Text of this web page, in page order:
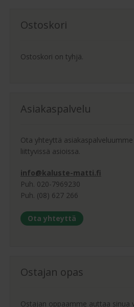
Ostoskori
Ostoskori on tyhjä.
Asiakaspalvelu
Ota yhteyttä
liittyvissä asioissa.
info@kaluste-matti.fi
Puh. 020-7969230
Puh. (08) 627 266
Ota yhteyttä
Ostajan opas
Ostajan oppaamme auttaa sinua